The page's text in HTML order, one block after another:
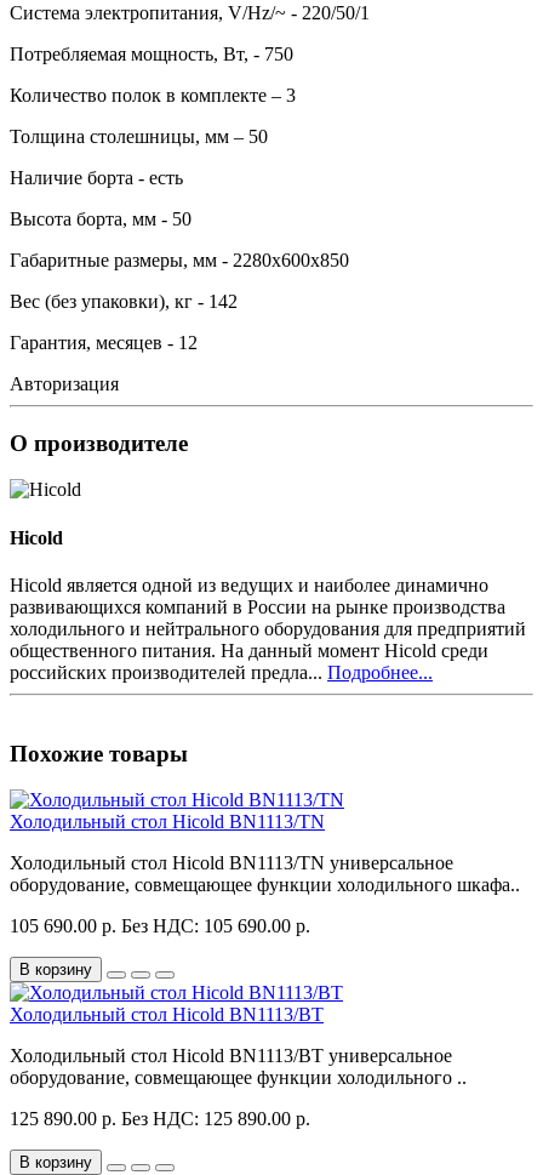
Система электропитания, V/Hz/~ - 220/50/1
Потребляемая мощность, Вт, - 750
Количество полок в комплекте – 3
Толщина столешницы, мм – 50
Наличие борта - есть
Высота борта, мм - 50
Габаритные размеры, мм - 2280х600х850
Вес (без упаковки), кг - 142
Гарантия, месяцев - 12
Авторизация
О производителе
Hicold
Hicold является одной из ведущих и наиболее динамично
развивающихся компаний в России на рынке производства
холодильного и нейтрального оборудования для предприятий
общественного питания. На данный момент Hicold среди
российских производителей предла... Подробнее...
Похожие товары
Холодильный стол Hicold BN1113/TN
Холодильный стол Hicold BN1113/TN универсальное
оборудование, совмещающее функции холодильного шкафа..
105 690.00 р. Без НДС: 105 690.00 р.
В корзину
Холодильный стол Hicold BN1113/BT
Холодильный стол Hicold BN1113/BT универсальное
оборудование, совмещающее функции холодильного ..
125 890.00 р. Без НДС: 125 890.00 р.
В корзину